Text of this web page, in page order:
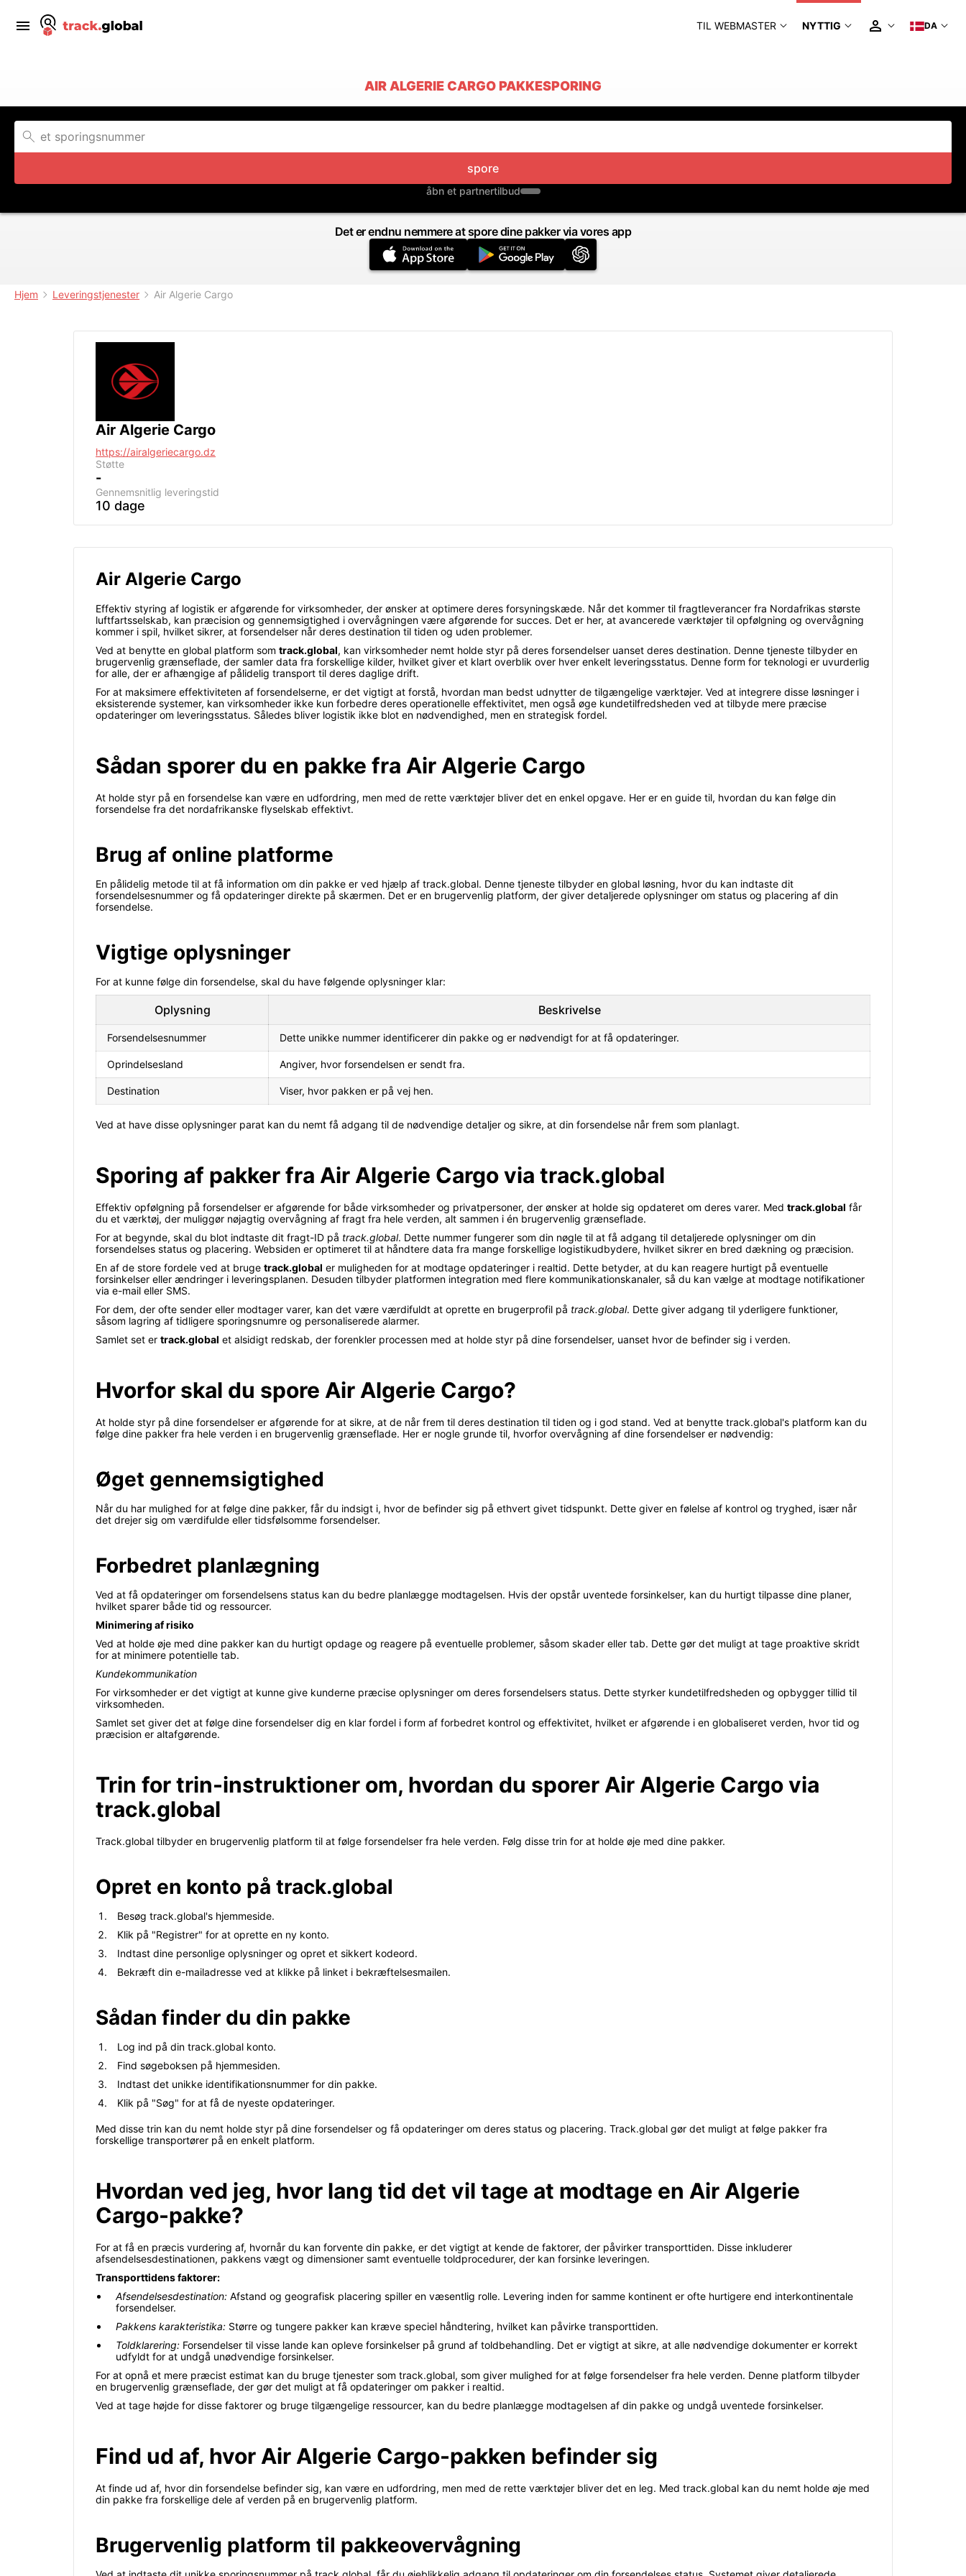
TIL WEBMASTER NYTTIG DA
AIR ALGERIE CARGO PAKKESPORING
spore
åbn et partnertilbud
Det er endnu nemmere at spore dine pakker via vores app
Hjem Leveringstjenester Air Algerie Cargo
Air Algerie Cargo
https://airalgeriecargo.dz
Støtte
-
Gennemsnitlig leveringstid
10 dage
Air Algerie Cargo
Effektiv styring af logistik er afgørende for virksomheder, der ønsker at optimere deres forsyningskæde. Når det kommer til fragtleverancer fra Nordafrikas største
luftfartsselskab, kan præcision og gennemsigtighed i overvågningen være afgørende for succes. Det er her, at avancerede værktøjer til opfølgning og overvågning
kommer i spil, hvilket sikrer, at forsendelser når deres destination til tiden og uden problemer.
Ved at benytte en global platform som track.global, kan virksomheder nemt holde styr på deres forsendelser uanset deres destination. Denne tjeneste tilbyder en
brugervenlig grænseflade, der samler data fra forskellige kilder, hvilket giver et klart overblik over hver enkelt leveringsstatus. Denne form for teknologi er uvurderlig
for alle, der er afhængige af pålidelig transport til deres daglige drift.
For at maksimere effektiviteten af forsendelserne, er det vigtigt at forstå, hvordan man bedst udnytter de tilgængelige værktøjer. Ved at integrere disse løsninger i
eksisterende systemer, kan virksomheder ikke kun forbedre deres operationelle effektivitet, men også øge kundetilfredsheden ved at tilbyde mere præcise
opdateringer om leveringsstatus. Således bliver logistik ikke blot en nødvendighed, men en strategisk fordel.
Sådan sporer du en pakke fra Air Algerie Cargo
At holde styr på en forsendelse kan være en udfordring, men med de rette værktøjer bliver det en enkel opgave. Her er en guide til, hvordan du kan følge din
forsendelse fra det nordafrikanske flyselskab effektivt.
Brug af online platforme
En pålidelig metode til at få information om din pakke er ved hjælp af track.global. Denne tjeneste tilbyder en global løsning, hvor du kan indtaste dit
forsendelsesnummer og få opdateringer direkte på skærmen. Det er en brugervenlig platform, der giver detaljerede oplysninger om status og placering af din
forsendelse.
Vigtige oplysninger
For at kunne følge din forsendelse, skal du have følgende oplysninger klar:
Oplysning Beskrivelse
Forsendelsesnummer Dette unikke nummer identificerer din pakke og er nødvendigt for at få opdateringer.
Oprindelsesland Angiver, hvor forsendelsen er sendt fra.
Destination Viser, hvor pakken er på vej hen.
Ved at have disse oplysninger parat kan du nemt få adgang til de nødvendige detaljer og sikre, at din forsendelse når frem som planlagt.
Sporing af pakker fra Air Algerie Cargo via track.global
Effektiv opfølgning på forsendelser er afgørende for både virksomheder og privatpersoner, der ønsker at holde sig opdateret om deres varer. Med track.global får
du et værktøj, der muliggør nøjagtig overvågning af fragt fra hele verden, alt sammen i én brugervenlig grænseflade.
For at begynde, skal du blot indtaste dit fragt-ID på track.global. Dette nummer fungerer som din nøgle til at få adgang til detaljerede oplysninger om din
forsendelses status og placering. Websiden er optimeret til at håndtere data fra mange forskellige logistikudbydere, hvilket sikrer en bred dækning og præcision.
En af de store fordele ved at bruge track.global er muligheden for at modtage opdateringer i realtid. Dette betyder, at du kan reagere hurtigt på eventuelle
forsinkelser eller ændringer i leveringsplanen. Desuden tilbyder platformen integration med flere kommunikationskanaler, så du kan vælge at modtage notifikationer
via e-mail eller SMS.
For dem, der ofte sender eller modtager varer, kan det være værdifuldt at oprette en brugerprofil på track.global. Dette giver adgang til yderligere funktioner,
såsom lagring af tidligere sporingsnumre og personaliserede alarmer.
Samlet set er track.global et alsidigt redskab, der forenkler processen med at holde styr på dine forsendelser, uanset hvor de befinder sig i verden.
Hvorfor skal du spore Air Algerie Cargo?
At holde styr på dine forsendelser er afgørende for at sikre, at de når frem til deres destination til tiden og i god stand. Ved at benytte track.global's platform kan du
følge dine pakker fra hele verden i en brugervenlig grænseflade. Her er nogle grunde til, hvorfor overvågning af dine forsendelser er nødvendig:
Øget gennemsigtighed
Når du har mulighed for at følge dine pakker, får du indsigt i, hvor de befinder sig på ethvert givet tidspunkt. Dette giver en følelse af kontrol og tryghed, især når
det drejer sig om værdifulde eller tidsfølsomme forsendelser.
Forbedret planlægning
Ved at få opdateringer om forsendelsens status kan du bedre planlægge modtagelsen. Hvis der opstår uventede forsinkelser, kan du hurtigt tilpasse dine planer,
hvilket sparer både tid og ressourcer.
Minimering af risiko
Ved at holde øje med dine pakker kan du hurtigt opdage og reagere på eventuelle problemer, såsom skader eller tab. Dette gør det muligt at tage proaktive skridt
for at minimere potentielle tab.
Kundekommunikation
For virksomheder er det vigtigt at kunne give kunderne præcise oplysninger om deres forsendelsers status. Dette styrker kundetilfredsheden og opbygger tillid til
virksomheden.
Samlet set giver det at følge dine forsendelser dig en klar fordel i form af forbedret kontrol og effektivitet, hvilket er afgørende i en globaliseret verden, hvor tid og
præcision er altafgørende.
Trin for trin-instruktioner om, hvordan du sporer Air Algerie Cargo via
track.global
Track.global tilbyder en brugervenlig platform til at følge forsendelser fra hele verden. Følg disse trin for at holde øje med dine pakker.
Opret en konto på track.global
Besøg track.global's hjemmeside.
Klik på "Registrer" for at oprette en ny konto.
Indtast dine personlige oplysninger og opret et sikkert kodeord.
Bekræft din e-mailadresse ved at klikke på linket i bekræftelsesmailen.
Sådan finder du din pakke
Log ind på din track.global konto.
Find søgeboksen på hjemmesiden.
Indtast det unikke identifikationsnummer for din pakke.
Klik på "Søg" for at få de nyeste opdateringer.
Med disse trin kan du nemt holde styr på dine forsendelser og få opdateringer om deres status og placering. Track.global gør det muligt at følge pakker fra
forskellige transportører på en enkelt platform.
Hvordan ved jeg, hvor lang tid det vil tage at modtage en Air Algerie
Cargo-pakke?
For at få en præcis vurdering af, hvornår du kan forvente din pakke, er det vigtigt at kende de faktorer, der påvirker transporttiden. Disse inkluderer
afsendelsesdestinationen, pakkens vægt og dimensioner samt eventuelle toldprocedurer, der kan forsinke leveringen.
Transporttidens faktorer:
Afsendelsesdestination: Afstand og geografisk placering spiller en væsentlig rolle. Levering inden for samme kontinent er ofte hurtigere end interkontinentale
forsendelser.
Pakkens karakteristika: Større og tungere pakker kan kræve speciel håndtering, hvilket kan påvirke transporttiden.
Toldklarering: Forsendelser til visse lande kan opleve forsinkelser på grund af toldbehandling. Det er vigtigt at sikre, at alle nødvendige dokumenter er korrekt
udfyldt for at undgå unødvendige forsinkelser.
For at opnå et mere præcist estimat kan du bruge tjenester som track.global, som giver mulighed for at følge forsendelser fra hele verden. Denne platform tilbyder
en brugervenlig grænseflade, der gør det muligt at få opdateringer om pakker i realtid.
Ved at tage højde for disse faktorer og bruge tilgængelige ressourcer, kan du bedre planlægge modtagelsen af din pakke og undgå uventede forsinkelser.
Find ud af, hvor Air Algerie Cargo-pakken befinder sig
At finde ud af, hvor din forsendelse befinder sig, kan være en udfordring, men med de rette værktøjer bliver det en leg. Med track.global kan du nemt holde øje med
din pakke fra forskellige dele af verden på en brugervenlig platform.
Brugervenlig platform til pakkeovervågning